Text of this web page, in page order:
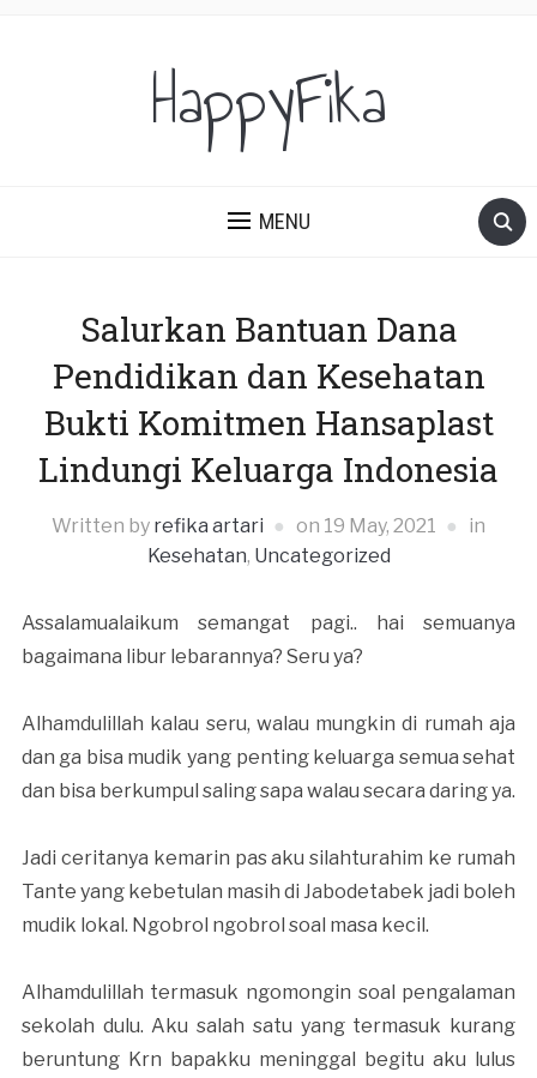
HappyFika
MENU
Salurkan Bantuan Dana
Pendidikan dan Kesehatan
Bukti Komitmen Hansaplast
Lindungi Keluarga Indonesia
Written by refika artari on 19 May, 2021
in
Kesehatan, Uncategorized
Assalamualaikum semangat pagi.. hai semuanya
bagaimana libur lebarannya? Seru ya?
Alhamdulillah kalau seru, walau mungkin di rumah aja
dan ga bisa mudik yang penting keluarga semua sehat
dan bisa berkumpul saling sapa walau secara daring ya.
Jadi ceritanya kemarin pas aku silahturahim ke rumah
Tante yang kebetulan masih di Jabodetabek jadi boleh
mudik lokal. Ngobrol ngobrol soal masa kecil.
Alhamdulillah termasuk ngomongin soal pengalaman
sekolah dulu. Aku salah satu yang termasuk kurang
beruntung Krn bapakku meninggal begitu aku lulus